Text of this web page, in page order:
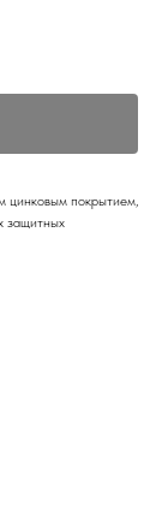
цинковым покрытием,
защитных